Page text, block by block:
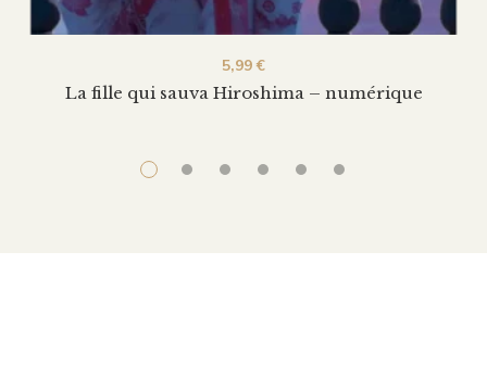
La fille qui sauva Hiroshima – numérique
5,99€